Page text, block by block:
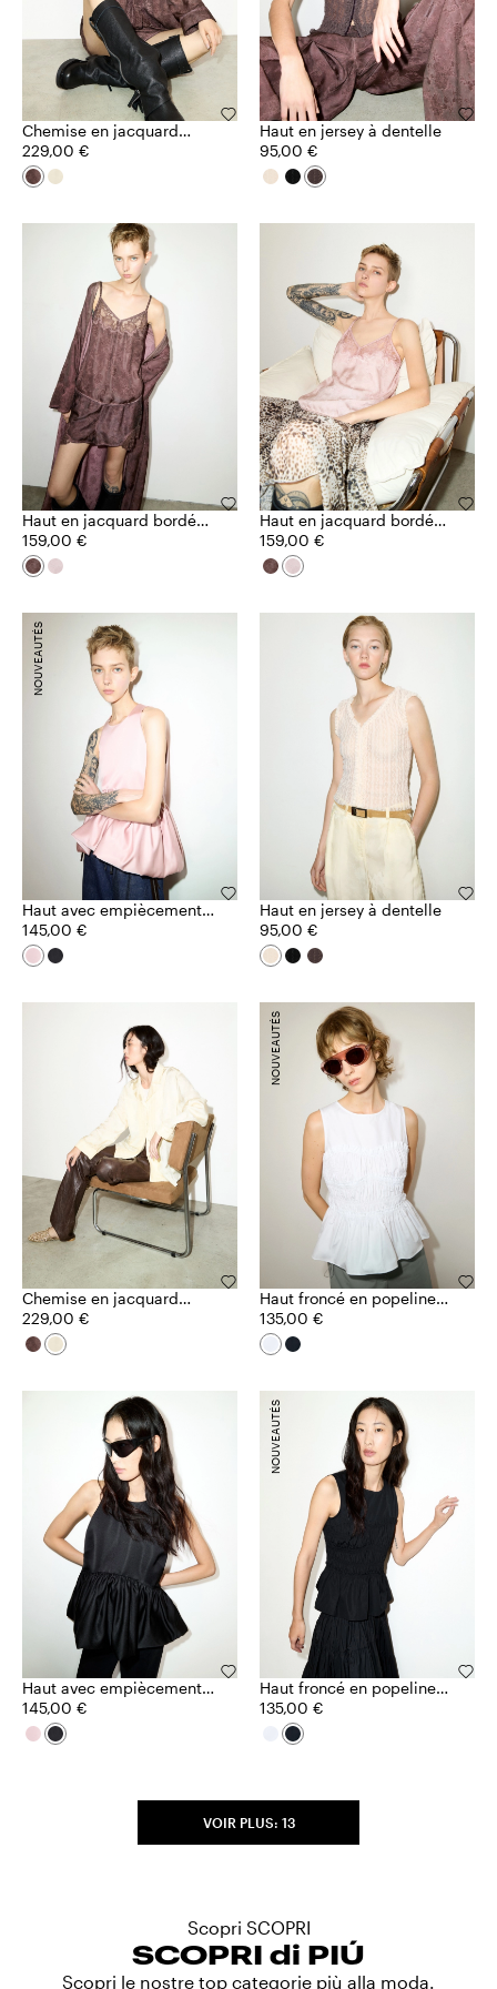
Chemise en jacquard
bordé de dentelle
229,00 €
Haut en jersey à dentelle
95,00 €
Haut en jacquard bordé
de dentelle
159,00 €
Haut en jacquard bordé
de dentelle
159,00 €
Haut avec empiècement
en satin duchesse
145,00 €
NOUVEAUTÉS
Haut en jersey à dentelle
95,00 €
Chemise en jacquard
bordé de dentelle
229,00 €
Haut froncé en popeline
de coton
135,00 €
NOUVEAUTÉS
Haut avec empiècement
en satin duchesse
145,00 €
Haut froncé en popeline
de coton
135,00 €
NOUVEAUTÉS
VOIR PLUS: 13
Scopri SCOPRI
SCOPRI di PIÚ
Scopri le nostre top categorie più alla moda.